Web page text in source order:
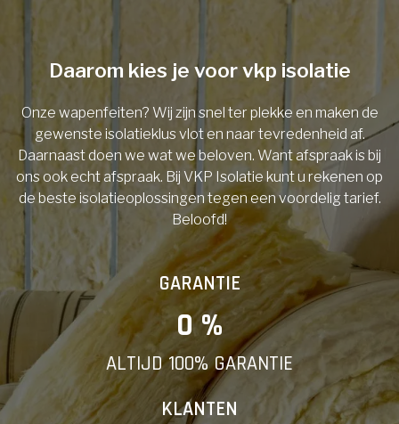
Telefoonnummer
Vorige
Daarom kies je voor vkp isolatie
Onze wapenfeiten? Wij zijn snel ter plekke en maken de
gewenste isolatieklus vlot en naar tevredenheid af.
Daarnaast doen we wat we beloven. Want afspraak is bij
ons ook echt afspraak. Bij VKP Isolatie kunt u rekenen op
de beste isolatieoplossingen tegen een voordelig tarief.
Beloofd!
GARANTIE
0 %
ALTIJD 100% GARANTIE
KLANTEN